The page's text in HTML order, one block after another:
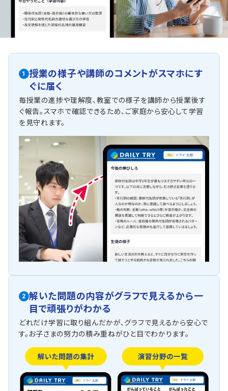
1
授業の様子や講師のコメントがスマホにす
ぐに届く
毎授業の進捗や理解度、教室での様子を講師から授業後す
ぐ報告。スマホで確認できるため、ご家庭から安心して学習
を見守れます。
2 解いた問題の内容がグラフで見えるから一
目で頑張りがわかる
どれだけ学習に取り組んだかが、グラフで見えるから安心で
す。お子さまの努力の積み重ねがひと目でわかります。